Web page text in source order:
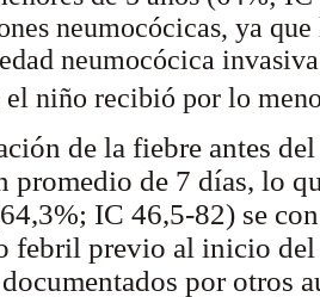
neumocócicas, ya
neumocócica
el niño recibió por lo
de la fiebre antes
promedio de 7 días, lo
IC 46,5-82) se
febril previo al inicio
por otros